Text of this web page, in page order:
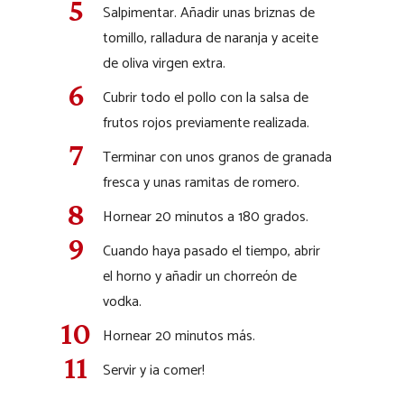
Salpimentar. Añadir unas briznas de
tomillo, ralladura de naranja y aceite
de oliva virgen extra.
Cubrir todo el pollo con la salsa de
frutos rojos previamente realizada.
Terminar con unos granos de granada
fresca y unas ramitas de romero.
Hornear 20 minutos a 180 grados.
Cuando haya pasado el tiempo, abrir
el horno y añadir un chorreón de
vodka.
Hornear 20 minutos más.
Servir y ¡a comer!